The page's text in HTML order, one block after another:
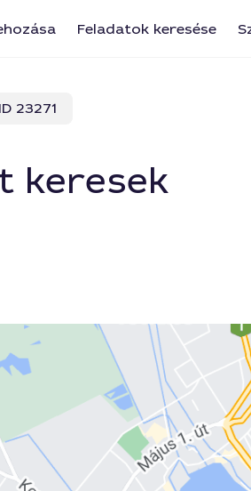
Feladatok keresése
ID 23271
keresek